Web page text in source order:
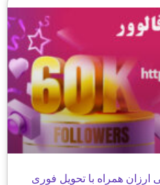
ارزان همراه با تحویل فوری